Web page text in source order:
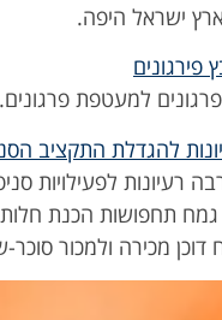
ישראל היפה.
למעטפת פרגונים.
רעיונות לפעילויות
תחפושות הכנת חלות
דוכן מכירה ולמכור